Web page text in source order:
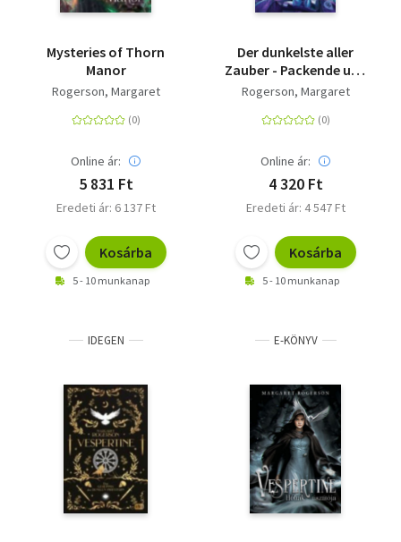
Mysteries of Thorn
Manor
Rogerson, Margaret
Online ár:
5 831 Ft
Eredeti ár: 6 137 Ft
Kosárba
5 - 10 munkanap
Der dunkelste aller
Zauber - Packende und
atmosphärische
Rogerson, Margaret
Online ár:
4 320 Ft
Eredeti ár: 4 547 Ft
Kosárba
5 - 10 munkanap
IDEGEN E-KÖNYV